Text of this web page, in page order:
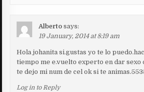
Alberto says:
19 January, 2014 at 8:19 am
Hola johanita si.gustas yo te lo
tiempo me e.vuelto experto en dar sexo
te dejo mi num de cel ok si te
Log in to Reply